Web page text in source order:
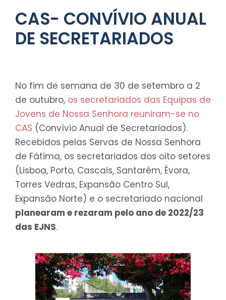
CAS- CONVÍVIO ANUAL
DE SECRETARIADOS
No fim de semana de 30 de setembro a 2
de outubro, os secretariados das Equipas de
Jovens de Nossa Senhora reuniram-se no
CAS (Convívio Anual de Secretariados).
Recebidos pelas Servas de Nossa Senhora
de Fátima, os secretariados dos oito setores
(Lisboa, Porto, Cascais, Santarém, Évora,
Torres Vedras, Expansão Centro Sul,
Expansão Norte) e o secretariado nacional
planearam e rezaram pelo ano de 2022/23
das EJNS.